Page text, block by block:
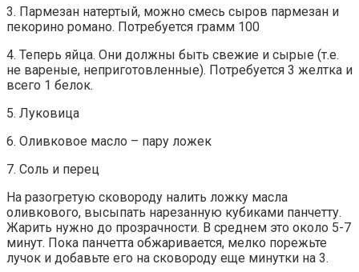
3. Пармезан натертый, можно смесь сыров пармезан и
пекорино романо. Потребуется грамм 100
4. Теперь яйца. Они должны быть свежие и сырые (т.е.
не вареные, неприготовленные). Потребуется 3 желтка и
всего 1 белок.
5. Луковица
6. Оливковое масло – пару ложек
7. Соль и перец
На разогретую сковороду налить ложку масла
оливкового, высыпать нарезанную кубиками панчетту.
Жарить нужно до прозрачности. В среднем это около 5-7
минут. Пока панчетта обжаривается, мелко порежьте
лучок и добавьте его на сковороду еще минутки на 3.